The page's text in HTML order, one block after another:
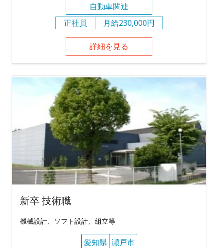
自動車関連
正社員
月給230,000円
詳細を見る
新卒 技術職
機械設計、ソフト設計、組立等
愛知県 瀬戸市